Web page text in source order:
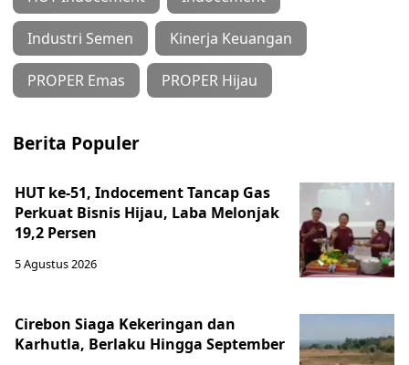
Industri Semen Kinerja Keuangan
PROPER Emas PROPER Hijau
Berita Populer
HUT ke-51, Indocement Tancap Gas
Perkuat Bisnis Hijau, Laba Melonjak
19,2 Persen
5 Agustus 2026
Cirebon Siaga Kekeringan dan
Karhutla, Berlaku Hingga September